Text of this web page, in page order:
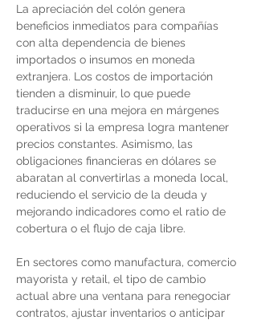
La apreciación del colón genera
beneficios inmediatos para compañías
con alta dependencia de bienes
importados o insumos en moneda
extranjera. Los costos de importación
tienden a disminuir, lo que puede
traducirse en una mejora en márgenes
operativos si la empresa logra mantener
precios constantes. Asimismo, las
obligaciones financieras en dólares se
abaratan al convertirlas a moneda local,
reduciendo el servicio de la deuda y
mejorando indicadores como el ratio de
cobertura o el flujo de caja libre.
En sectores como manufactura, comercio
mayorista y retail, el tipo de cambio
actual abre una ventana para renegociar
contratos, ajustar inventarios o anticipar